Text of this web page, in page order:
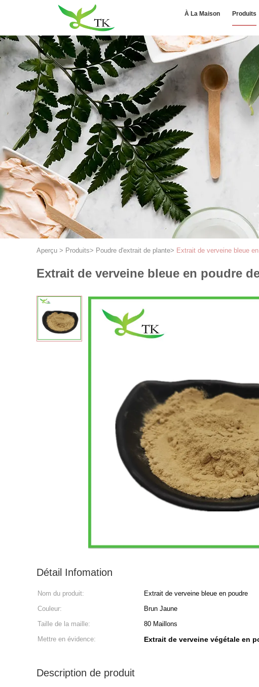
À La Maison Produits
Aperçu > Produits> Poudre d'extrait de plante> Extrait de verveine bleue
Extrait de verveine bleue en poudre
Détail Infomation
Nom du produit: Extrait de verveine bleue en poudre
Couleur:
Brun Jaune
Taille de la maille:
80 Maillons
Mettre en évidence:
Extrait de verveine végétale en
Description de produit